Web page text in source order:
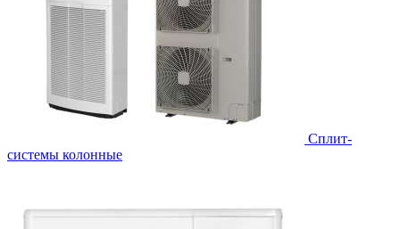
Cплит-
системы колонные